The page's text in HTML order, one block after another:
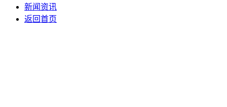
新闻资讯
返回首页